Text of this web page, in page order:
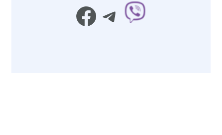
Facebook Telegram